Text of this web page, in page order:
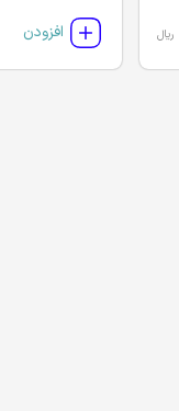
ریال افزودن